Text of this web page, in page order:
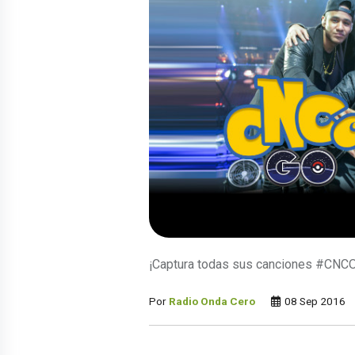
¡Captura todas sus canciones
Por Radio Onda Cero 08 Sep 2016